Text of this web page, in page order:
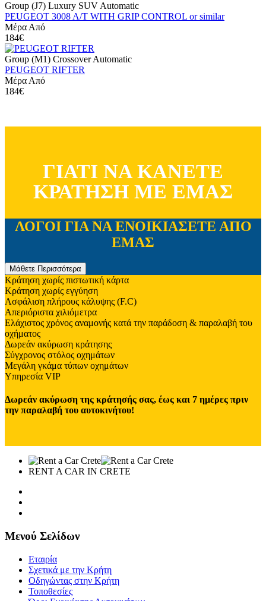
Group (J7) Luxury SUV Automatic
PEUGEOT 3008 A/T WITH GRIP CONTROL or similar
Μέρα Από
184€
Group (M1) Crossover Automatic
PEUGEOT RIFTER
Μέρα Από
184€
ΓΙΑΤΙ ΝΑ ΚΑΝΕΤΕ
ΚΡΑΤΗΣΗ ΜΕ ΕΜΑΣ
ΛΟΓΟΙ ΓΙΑ ΝΑ ΕΝΟΙΚΙΑΣΕΤΕ ΑΠΟ
ΕΜΑΣ
Μάθετε Περισσότερα
Κράτηση χωρίς πιστωτική κάρτα
Κράτηση χωρίς εγγύηση
Ασφάλιση πλήρους κάλυψης (F.C)
Απεριόριστα χιλιόμετρα
Ελάχιστος χρόνος αναμονής κατά την παράδοση & παραλαβή του
οχήματος
Δωρεάν ακύρωση κράτησης
Σύγχρονος στόλος οχημάτων
Μεγάλη γκάμα τύπων οχημάτων
Υπηρεσία VIP
Δωρεάν ακύρωση της κράτησής σας, έως και 7 ημέρες πριν
την παραλαβή του αυτοκινήτου!
RENT A CAR IN CRETE
Μενού Σελίδων
Εταιρία
Σχετικά με την Κρήτη
Οδηγώντας στην Κρήτη
Τοποθεσίες